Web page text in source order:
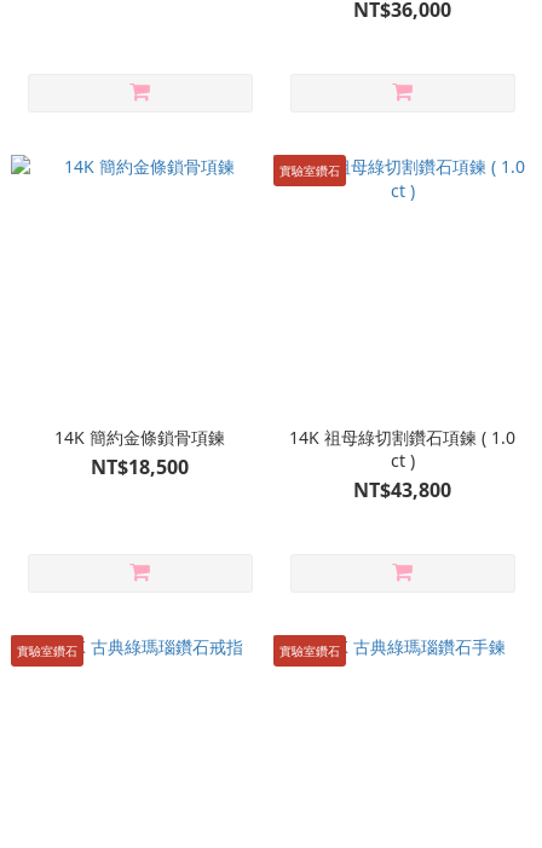
NT$36,000
14K 簡約金條鎖骨項鍊
NT$18,500
實驗室鑽石
14K 祖母綠切割鑽石項鍊 ( 1.0
ct )
NT$43,800
實驗室鑽石 實驗室鑽石